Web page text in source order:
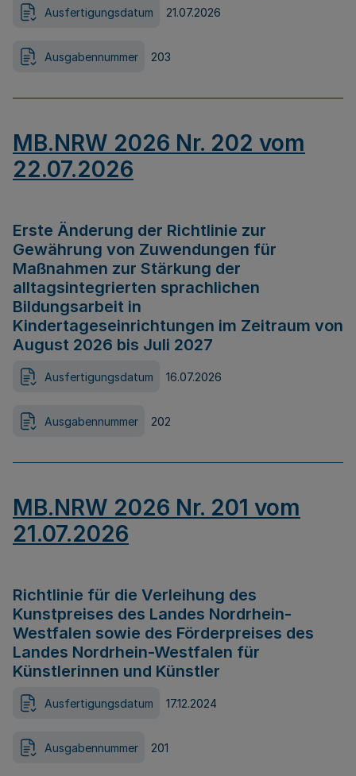
Ausfertigungsdatum 21.07.2026
Ausgabennummer 203
MB.NRW 2026 Nr. 202 vom
22.07.2026
Erste Änderung der Richtlinie zur
Gewährung von Zuwendungen für
Maßnahmen zur Stärkung der
alltagsintegrierten sprachlichen
Bildungsarbeit in
Kindertageseinrichtungen im Zeitraum von
August 2026 bis Juli 2027
Ausfertigungsdatum 16.07.2026
Ausgabennummer 202
MB.NRW 2026 Nr. 201 vom
21.07.2026
Richtlinie für die Verleihung des
Kunstpreises des Landes Nordrhein-
Westfalen sowie des Förderpreises des
Landes Nordrhein-Westfalen für
Künstlerinnen und Künstler
Ausfertigungsdatum 17.12.2024
Ausgabennummer 201